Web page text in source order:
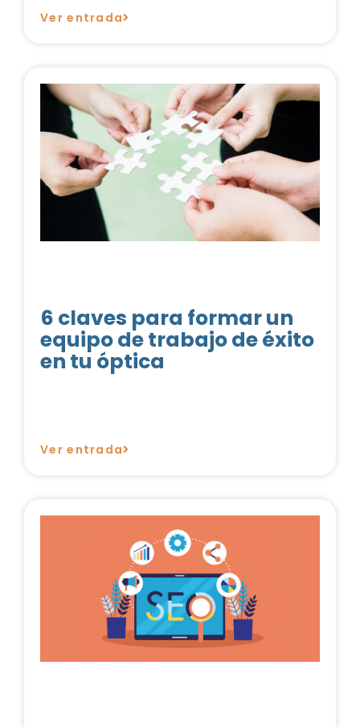
Ver entrada
6 claves para formar un
equipo de trabajo de éxito
en tu óptica
Ver entrada